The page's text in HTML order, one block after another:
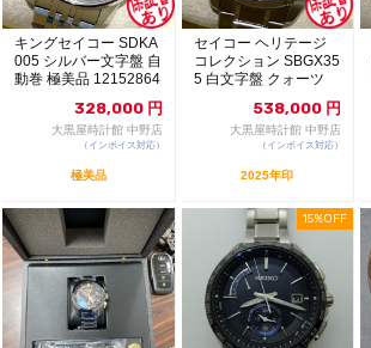
キングセイコー SDKA
005 シルバー文字盤 自
動巻 極美品 12152864
328,000 円
大黒屋時計館 中野店
（インボイス対応）
極美品
セイコー ヘリテージ
コレクション SBGX35
5 白文字盤 クォーツ
538,000 円
大黒屋時計館 中野店
（インボイス対応）
2025年印
15%OFF